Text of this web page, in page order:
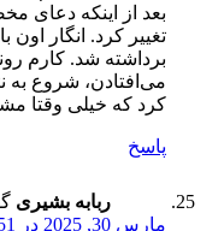
بعد از اینکه دعای
تغییر کرد. انگار
برداشته شد. کارم
می‌افتادن، شروع به
کرد که خیلی وقتا
پاسخ
ربابه بشیری
مارس 30, 2025 در 9:51 ق.ظ